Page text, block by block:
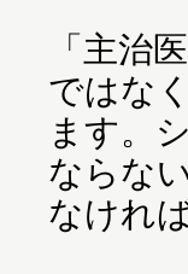
「主治
ではな
ます。
ならな
なけれ